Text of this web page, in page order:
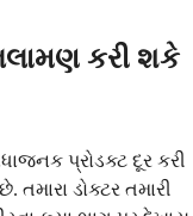
કરી શકે
પ્રોડક્ટ દૂર કરી
તમારા ડોક્ટર તમારી